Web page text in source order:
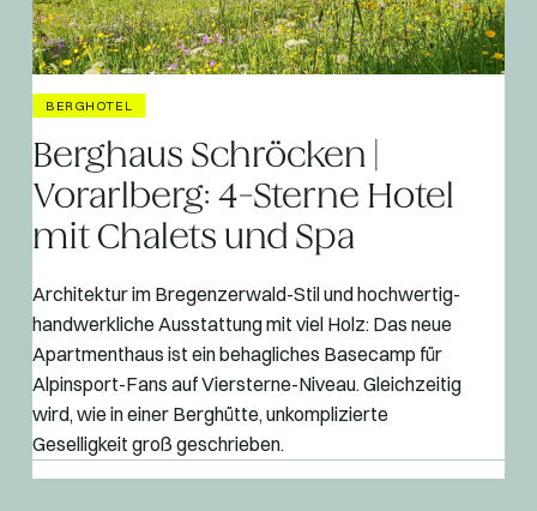
BERGHOTEL
Berghaus Schröcken |
Vorarlberg: 4-Sterne Hotel
mit Chalets und Spa
Architektur im Bregenzerwald-Stil und hochwertig-
handwerkliche Ausstattung mit viel Holz: Das neue
Apartmenthaus ist ein behagliches Basecamp für
Alpinsport-Fans auf Viersterne-Niveau. Gleichzeitig
wird, wie in einer Berghütte, unkomplizierte
Geselligkeit groß geschrieben.